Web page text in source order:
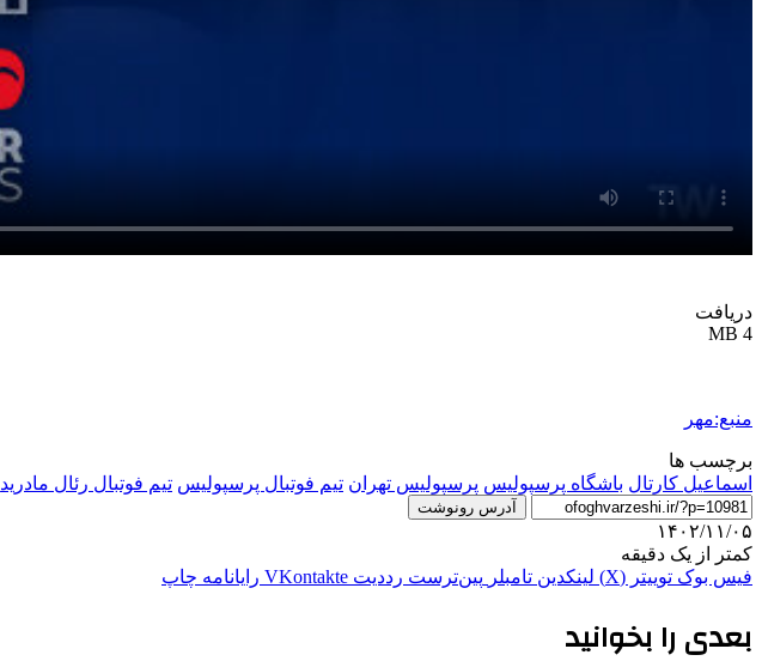
دریافت
4 MB
منبع:مهر
برچسب ها
اسماعیل کارتال باشگاه پرسپولیس پرسپولیس تهران تیم فوتبال پرسپولیس تیم فوتبال رئال مادرید
آدرس رونوشت
۱۴۰۲/۱۱/۰۵
کمتر از یک دقیقه
فیس بوک توییتر (X) لینکدین ‫تامبلر ‫پین‌ترست ‫رددیت ‫VKontakte رایانامه چاپ
بعدی را بخوانید